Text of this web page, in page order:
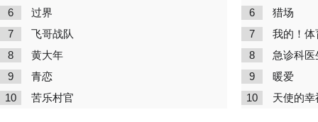
6 过界
7 飞哥战队
8 黄大年
9 青恋
10 苦乐村官
6 猎场
7 我的！体
8 急诊科医
9 暖爱
10 天使的幸